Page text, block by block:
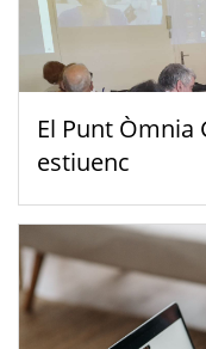
El Punt
estiuenc